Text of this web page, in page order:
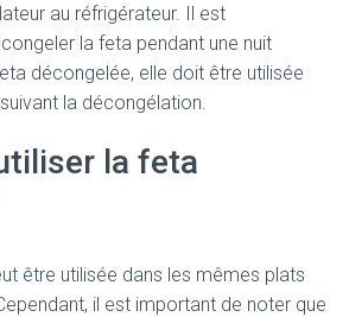
au réfrigérateur. Il est
la feta pendant une nuit
décongelée, elle doit être utilisée
la décongélation.
la feta
être utilisée dans les mêmes plats
il est important de noter que